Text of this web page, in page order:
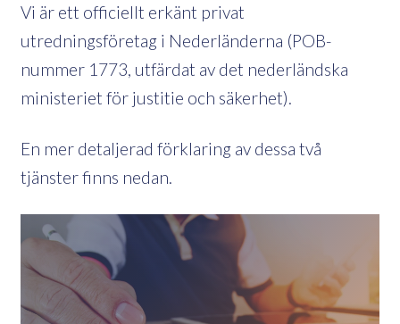
Vi är ett officiellt erkänt privat
utredningsföretag i Nederländerna (POB-
nummer 1773, utfärdat av det nederländska
ministeriet för justitie och säkerhet).
En mer detaljerad förklaring av dessa två
tjänster finns nedan.